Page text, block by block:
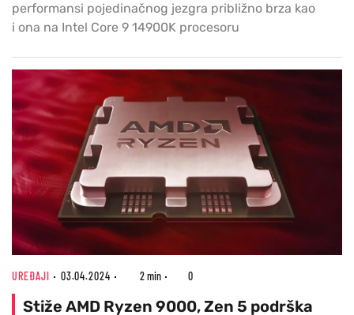
performansi pojedinačnog jezgra približno brza kao
i ona na Intel Core 9 14900K procesoru
UREĐAJI 03.04.2024 2 min 0
Stiže AMD Ryzen 9000, Zen 5 podrška